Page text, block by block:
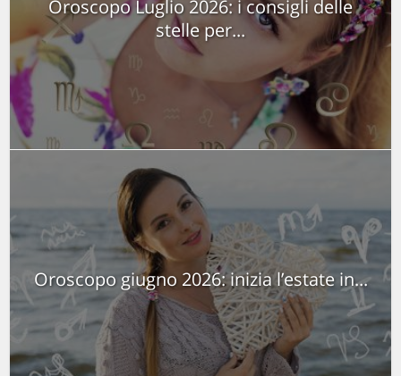
Oroscopo Luglio 2026: i consigli delle
stelle per...
Oroscopo giugno 2026: inizia l’estate in...